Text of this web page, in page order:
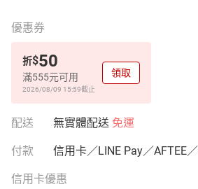
優惠券
折$50
滿555元可用
2026/08/09 15:59截止
領取
配送 無實體配送 免運
付款 信用卡／LINE Pay／AFTEE
信用卡優惠